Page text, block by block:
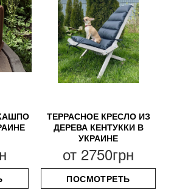
ТЕРРАСНОЕ КРЕСЛО ИЗ
ДЕРЕВА КЕНТУККИ В
УКРАИНЕ
от 2750грн
ПОСМОТРЕТЬ